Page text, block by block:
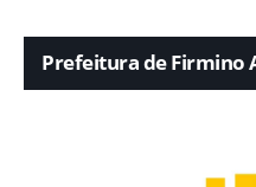
Prefeitura de Firmino